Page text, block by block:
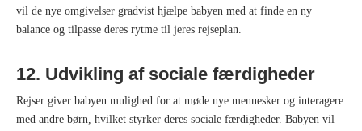
vil de nye omgivelser gradvist hjælpe babyen med at finde en ny
balance og tilpasse deres rytme til jeres rejseplan.
12. Udvikling af sociale færdigheder
Rejser giver babyen mulighed for at møde nye mennesker og interagere
med andre børn, hvilket styrker deres sociale færdigheder. Babyen vil